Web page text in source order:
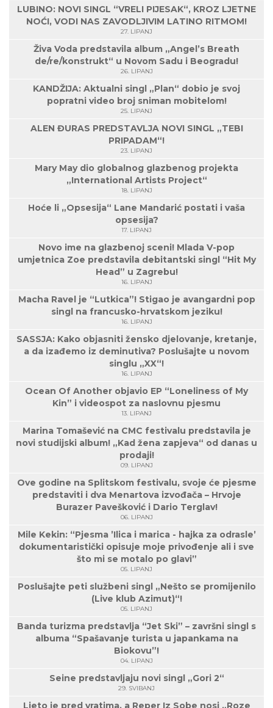
LUBINO: NOVI SINGL “VRELI PIJESAK“, KROZ LJETNE
NOĆI, VODI NAS ZAVODLJIVIM LATINO RITMOM!
27. LIPANJ
Živa Voda predstavila album „Angel’s Breath
de/re/konstrukt“ u Novom Sadu i Beogradu!
26. LIPANJ
KANDŽIJA: Aktualni singl „Plan“ dobio je svoj
popratni video broj sniman mobitelom!
25. LIPANJ
ALEN ĐURAS PREDSTAVLJA NOVI SINGL „TEBI
PRIPADAM“!
23. LIPANJ
Mary May dio globalnog glazbenog projekta
„International Artists Project“
18. LIPANJ
Hoće li „Opsesija“ Lane Mandarić postati i vaša
opsesija?
17. LIPANJ
Novo ime na glazbenoj sceni! Mlada V-pop
umjetnica Zoe predstavila debitantski singl “Hit My
Head” u Zagrebu!
16. LIPANJ
Macha Ravel je “Lutkica”! Stigao je avangardni pop
singl na francusko-hrvatskom jeziku!
16. LIPANJ
SASSJA: Kako objasniti žensko djelovanje, kretanje,
a da izađemo iz deminutiva? Poslušajte u novom
singlu „XX“!
16. LIPANJ
Ocean Of Another objavio EP “Loneliness of My
Kin” i videospot za naslovnu pjesmu
13. LIPANJ
Marina Tomašević na CMC festivalu predstavila je
novi studijski album! „Kad žena zapjeva“ od danas u
prodaji!
09. LIPANJ
Ove godine na Splitskom festivalu, svoje će pjesme
predstaviti i dva Menartova izvođača – Hrvoje
Burazer Pavešković i Dario Terglav!
06. LIPANJ
Mile Kekin: “Pjesma ’Ilica i marica - hajka za odrasle’
dokumentaristički opisuje moje privođenje ali i sve
što mi se motalo po glavi”
05. LIPANJ
Poslušajte peti službeni singl „Nešto se promijenilo
(Live klub Azimut)“!
05. LIPANJ
Banda turizma predstavlja “Jet Ski” – završni singl s
albuma “Spašavanje turista u japankama na
Biokovu”!
04. LIPANJ
Seine predstavljaju novi singl „Gori 2“
29. SVIBANJ
Ljeto je pred vratima, a Reper Iz Sobe nosi „Roze